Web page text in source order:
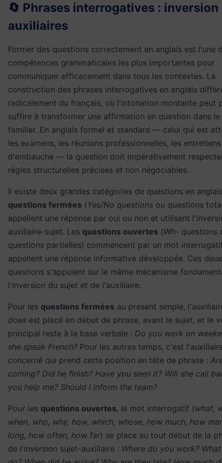
🔄 Phrases interrogatives : inversion
auxiliaires
Former des questions correctement en anglais est l'une
compétences grammaticales les plus importantes pour
communiquer efficacement dans tous les contextes. La
construction des phrases interrogatives en anglais
radicalement du français, où l'intonation montante peut
suffire à transformer une affirmation en question dans
familier. En anglais formel et standard — celui qui est
les examens, les réunions professionnelles, les entretiens
d'embauche — la question doit impérativement
règles structurelles précises et non négociables.
Il existe deux grandes catégories de questions en
questions fermées (Yes/No questions ou questions
appellent une réponse par oui ou non et utilisent
auxiliaire-sujet. Les questions ouvertes (Wh- questions
questions partielles) commencent par un mot
appellent une réponse informative développée. Ces
questions s'appuient sur le même mécanisme
l'inversion du sujet et de l'auxiliaire.
Pour les questions fermées au présent simple,
does est placé en début de phrase, avant le sujet, et le
principal reste à la base verbale : Do you work on
she speak French? Pour les autres temps, c'est
concerné qui prend cette position en tête de phrase :
coming? Did he finish? Have you seen it? Will she call
you help me? Should I inform the team?
Pour les questions ouvertes, le mot interrogatif (what,
when, who, why, how, which, whose, how much, how
long, how often, how far) se place au tout début de la
de l'inversion sujet-auxiliaire : Where do you work?